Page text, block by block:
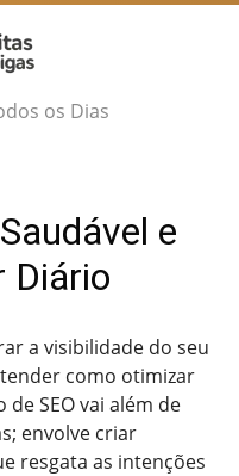
os Dias
e
Diário
a visibilidade do seu
como otimizar
SEO vai além de
envolve criar
resgata as intenções